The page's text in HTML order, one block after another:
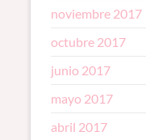
noviembre 2017
octubre 2017
junio 2017
mayo 2017
abril 2017